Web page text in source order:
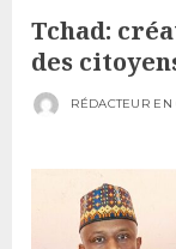
Tchad:
des
RÉDACTEUR EN